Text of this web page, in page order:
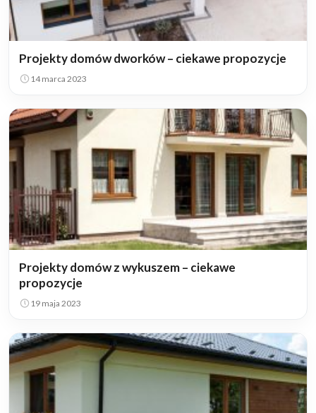
Projekty domów dworków – ciekawe propozycje
14 marca 2023
Projekty domów z wykuszem – ciekawe
propozycje
19 maja 2023